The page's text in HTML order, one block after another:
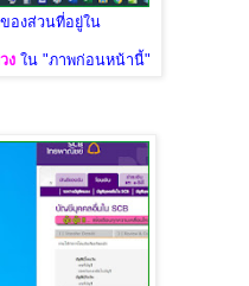
องส่วนที่อยู่ใน
งใน "ภาพก่อนหน้านี้"